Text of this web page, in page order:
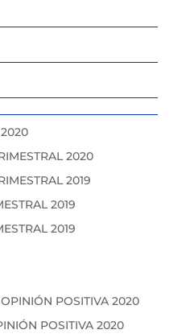
2020
2019
2019
2019
POSITIVA 2020
POSITIVA 2020